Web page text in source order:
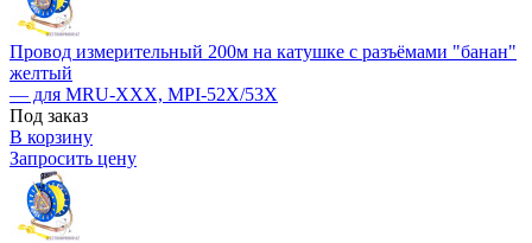
Провод измерительный 200м на катушке с разъёмами "банан"
желтый
— для MRU-XXX, MPI-52X/53X
Под заказ
В корзину
Запросить цену